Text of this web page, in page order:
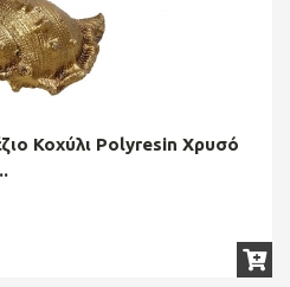
Κοχύλι Polyresin Χρυσό